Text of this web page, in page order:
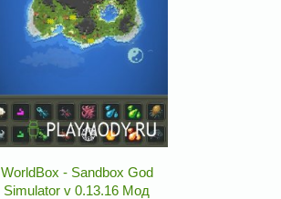
WorldBox - Sandbox God
Simulator v 0.13.16 Мод